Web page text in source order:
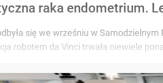
raka endometrium.
się we wrześniu w
robotem da Vinci trwała niewiele